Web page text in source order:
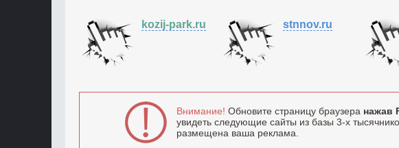
kozij-park.ru stnnov.ru
Внимание! Обновите страницу браузера нажав
увидеть следующие сайты из базы 3-х
размещена ваша реклама.